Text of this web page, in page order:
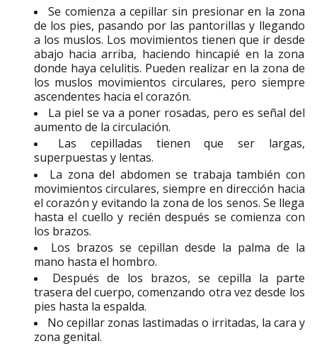
Se comienza a cepillar sin presionar en la zona
de los pies, pasando por las pantorillas y llegando
a los muslos. Los movimientos tienen que ir desde
abajo hacia arriba, haciendo hincapié en la zona
donde haya celulitis. Pueden realizar en la zona de
los muslos movimientos circulares, pero siempre
ascendentes hacia el corazón.
La piel se va a poner rosadas, pero es señal del
aumento de la circulación.
Las cepilladas tienen que ser largas,
superpuestas y lentas.
La zona del abdomen se trabaja también con
movimientos circulares, siempre en dirección hacia
el corazón y evitando la zona de los senos. Se llega
hasta el cuello y recién después se comienza con
los brazos.
Los brazos se cepillan desde la palma de la
mano hasta el hombro.
Después de los brazos, se cepilla la parte
trasera del cuerpo, comenzando otra vez desde los
pies hasta la espalda.
No cepillar zonas lastimadas o irritadas, la cara y
zona genital.